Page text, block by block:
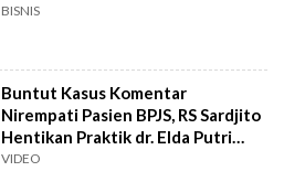
BISNIS
Buntut Kasus Komentar
Nirempati Pasien BPJS, RS Sardjito
Hentikan Praktik dr. Elda Putri
Rahard
VIDEO